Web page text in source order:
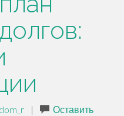
|
Оставить